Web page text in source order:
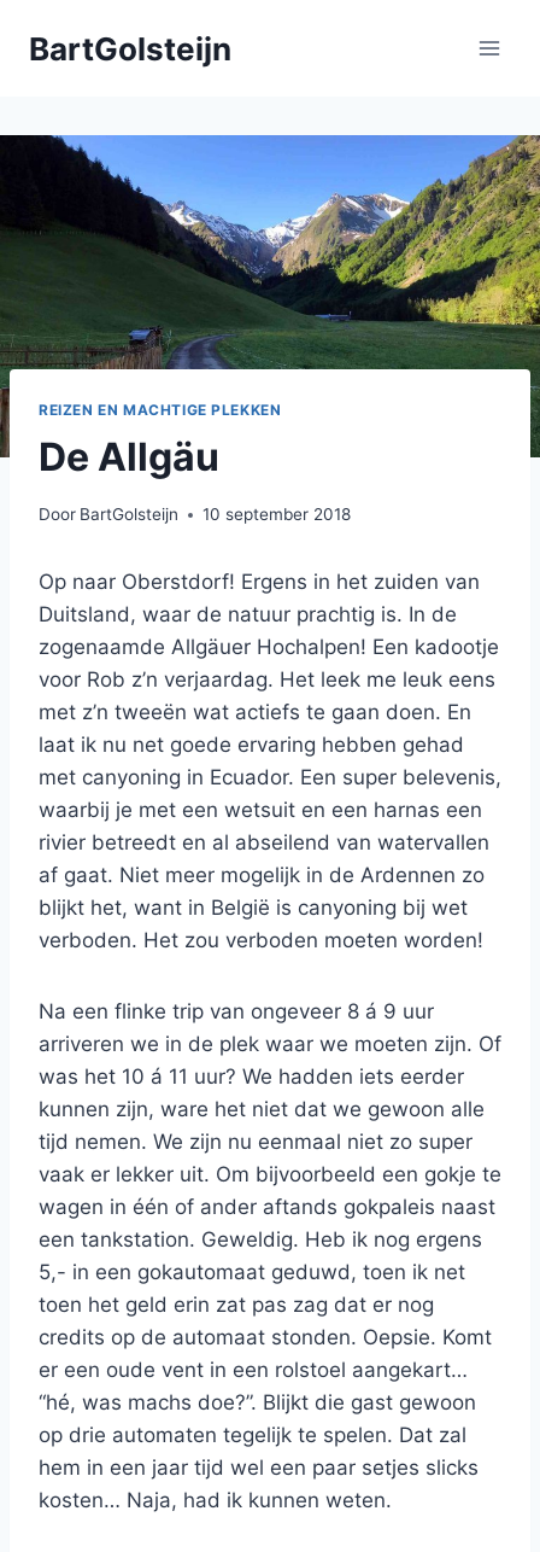
naarBartGolsteijn
REIZEN EN MACHTIGE PLEKKEN
De Allgäu
Door BartGolsteijn 10 september 2018
Op naar Oberstdorf! Ergens in het zuiden van
Duitsland, waar de natuur prachtig is. In de
zogenaamde Allgäuer Hochalpen! Een kadootje
voor Rob z’n verjaardag. Het leek me leuk eens
met z’n tweeën wat actiefs te gaan doen. En
laat ik nu net goede ervaring hebben gehad
met canyoning in Ecuador. Een super belevenis,
waarbij je met een wetsuit en een harnas een
rivier betreedt en al abseilend van watervallen
af gaat. Niet meer mogelijk in de Ardennen zo
blijkt het, want in België is canyoning bij wet
verboden. Het zou verboden moeten worden!
Na een flinke trip van ongeveer 8 á 9 uur
arriveren we in de plek waar we moeten zijn. Of
was het 10 á 11 uur? We hadden iets eerder
kunnen zijn, ware het niet dat we gewoon alle
tijd nemen. We zijn nu eenmaal niet zo super
vaak er lekker uit. Om bijvoorbeeld een gokje te
wagen in één of ander aftands gokpaleis naast
een tankstation. Geweldig. Heb ik nog ergens
5,- in een gokautomaat geduwd, toen ik net
toen het geld erin zat pas zag dat er nog
credits op de automaat stonden. Oepsie. Komt
er een oude vent in een rolstoel aangekart…
“hé, was machs doe?”. Blijkt die gast gewoon
op drie automaten tegelijk te spelen. Dat zal
hem in een jaar tijd wel een paar setjes slicks
kosten… Naja, had ik kunnen weten.